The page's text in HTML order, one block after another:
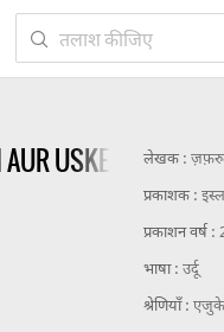
USKE AWWALIN
लेखक :
प्रकाशक :
प्रकाशन वर्ष :
भाषा : उर्दू
श्रेणियाँ :